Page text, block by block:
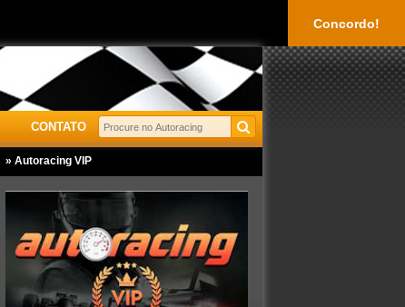
Concordo!
CONTATO
» Autoracing VIP